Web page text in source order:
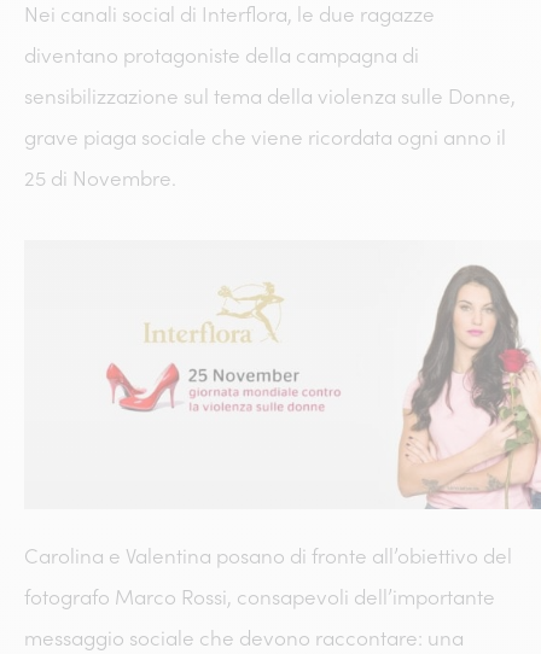
Nei canali social di Interflora, le due ragazze
diventano protagoniste della campagna di
sensibilizzazione sul tema della violenza sulle Donne,
grave piaga sociale che viene ricordata ogni anno il
25 di Novembre.
Carolina e Valentina posano di fronte all’obiettivo del
fotografo Marco Rossi, consapevoli dell’importante
messaggio sociale che devono raccontare: una